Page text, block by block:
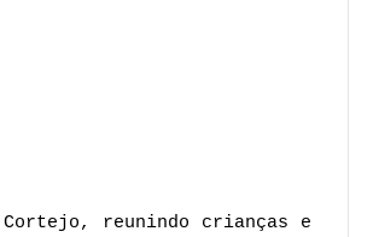
reunindo crianças e